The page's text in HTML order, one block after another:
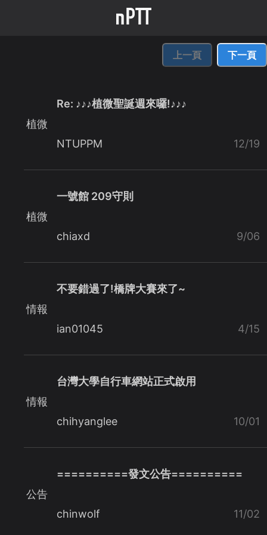
上一頁 下一頁
植微
Re: ♪♪♪植微聖誕週來囉!♪♪♪
NTUPPM 12/19
植微
一號館 209守則
chiaxd 9/06
情報
不要錯過了!橋牌大賽來了~
ian01045 4/15
情報
台灣大學自行車網站正式啟用
chihyanglee 10/01
公告
==========發文公告==========
chinwolf 11/02